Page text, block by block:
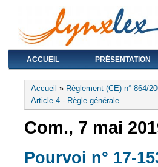
ACCUEIL PRÉSENTATION
Vous êtes ici
Accueil » Règlement (CE) n° 864/
Article 4 - Règle générale
Com., 7 mai
Pourvoi n° 17-